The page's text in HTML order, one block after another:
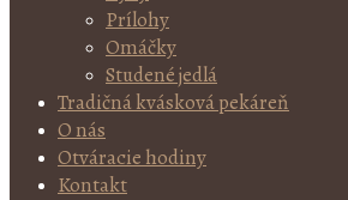
Prílohy
Omáčky
Studené jedlá
Tradičná kvásková pekáreň
O nás
Otváracie hodiny
Kontakt